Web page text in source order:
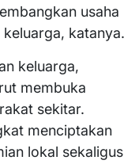
usaha
katanya.
keluarga,
membuka
sekitar.
menciptakan
lokal sekaligus